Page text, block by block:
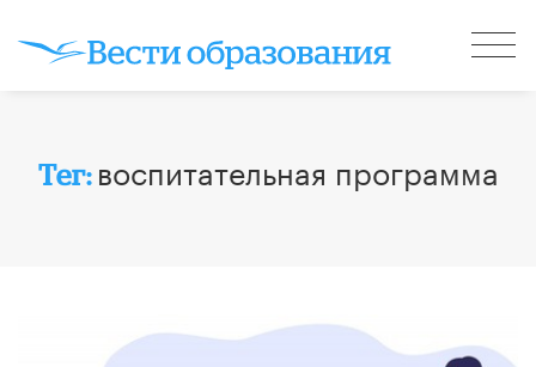
Тег: воспитательная программа